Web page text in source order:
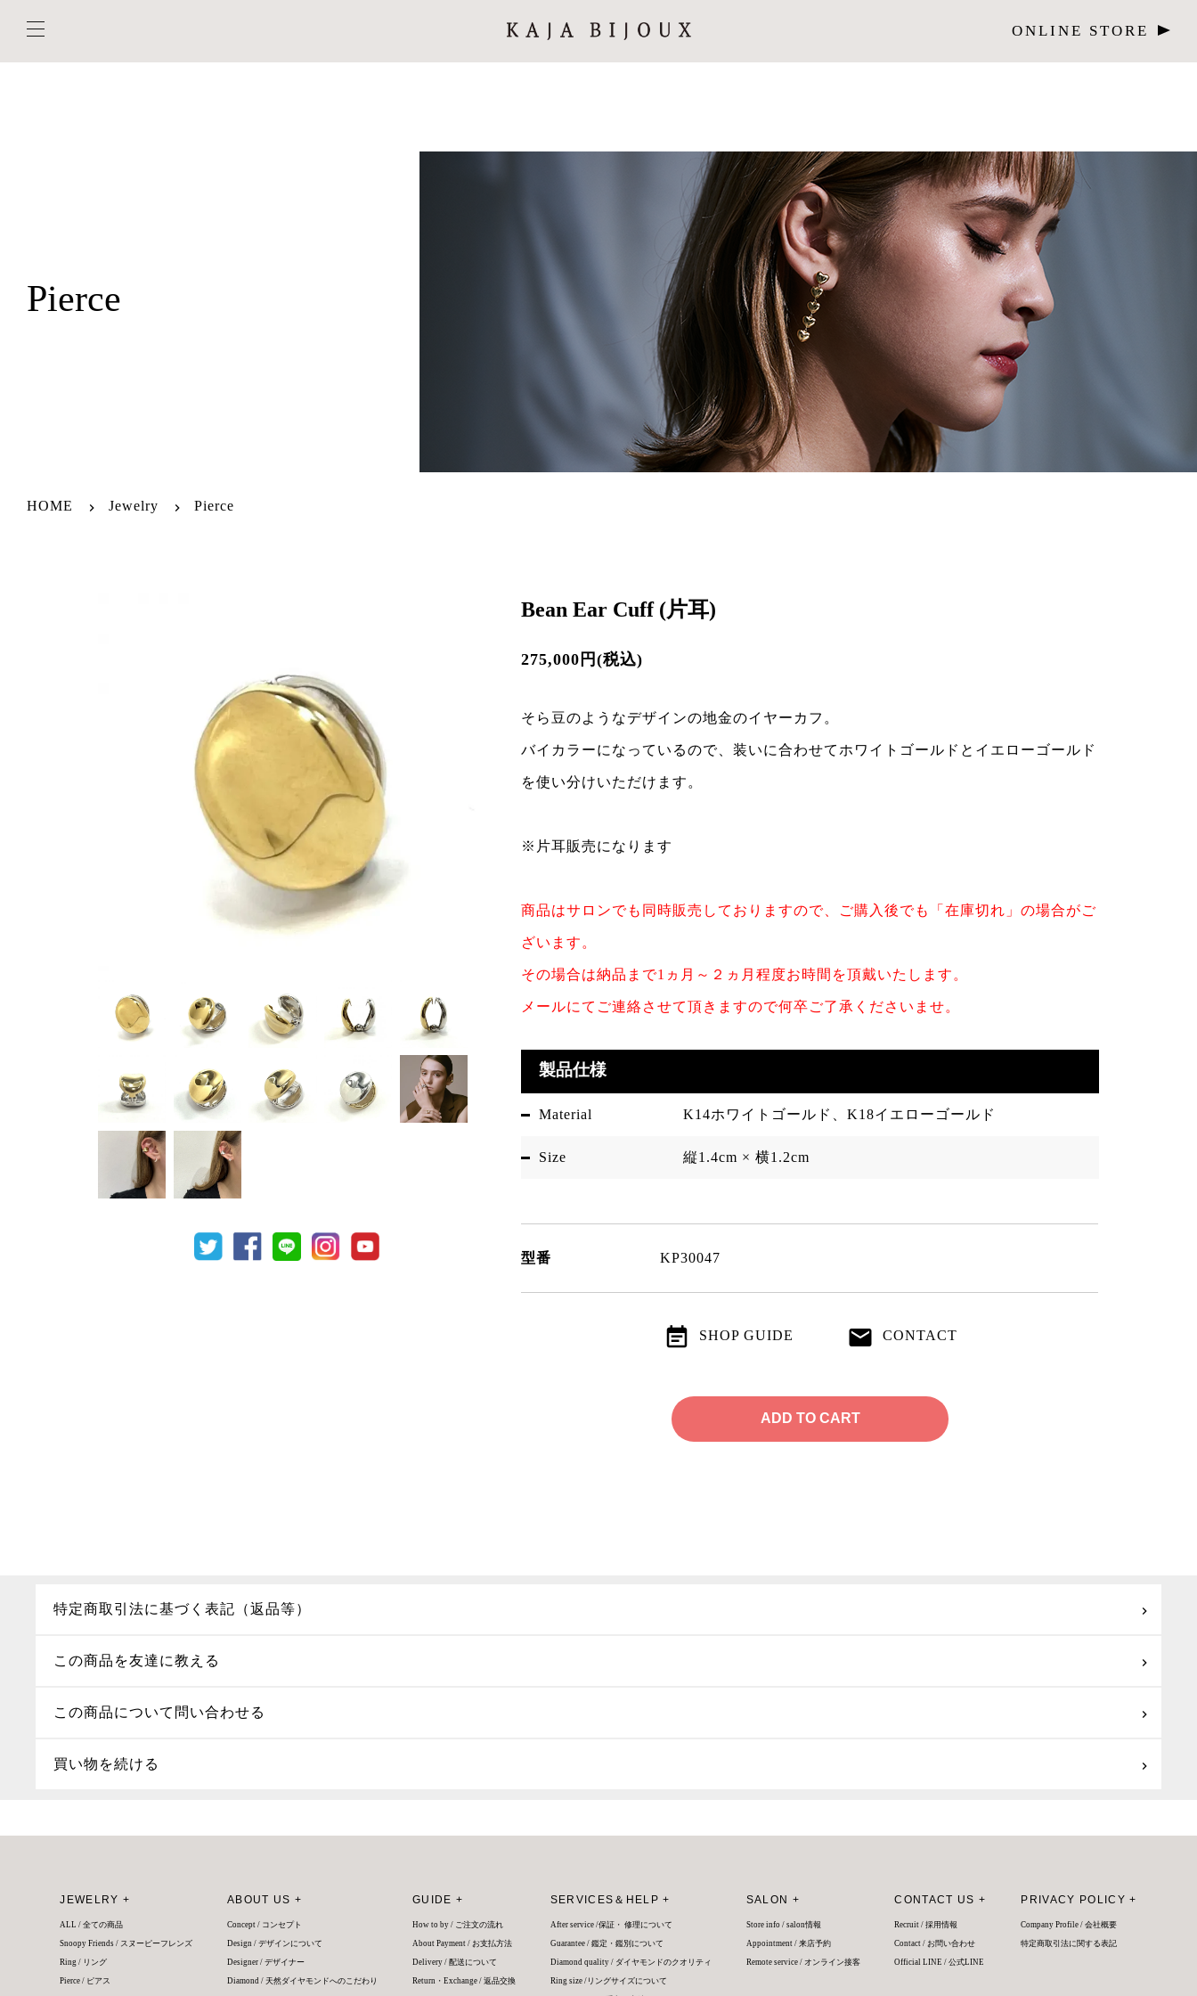
ONLINE STORE
Pierce
HOME Jewelry Pierce
Bean Ear Cuff (片耳)
275,000円(税込)
そら豆のようなデザインの地金のイヤーカフ。
バイカラーになっているので、装いに合わせてホワイトゴールドとイエローゴールド
を使い分けいただけます。
※片耳販売になります
商品はサロンでも同時販売しておりますので、ご購入後でも「在庫切れ」の場合がご
ざいます。
その場合は納品まで1ヵ月～２ヵ月程度お時間を頂戴いたします。
メールにてご連絡させて頂きますので何卒ご了承くださいませ。
製品仕様
Material K14ホワイトゴールド、K18イエローゴールド
Size 縦1.4cm × 横1.2cm
型番 KP30047
SHOP GUIDE CONTACT
特定商取引法に基づく表記（返品等）
この商品を友達に教える
この商品について問い合わせる
買い物を続ける
JEWELRY +
ALL / 全ての商品
Snoopy Friends / スヌーピーフレンズ
Ring / リング
Pierce / ピアス
ABOUT US +
Concept / コンセプト
Design / デザインについて
Designer / デザイナー
Diamond / 天然ダイヤモンドへのこだわり
GUIDE +
How to by / ご注文の流れ
About Payment / お支払方法
Delivery / 配送について
Return・Exchange / 返品交換
SERVICES＆HELP +
After service /保証・ 修理について
Guarantee / 鑑定・鑑別について
Diamond quality / ダイヤモンドのクオリティ
Ring size /リングサイズについて
SALON +
Store info / salon情報
Appointment / 来店予約
Remote service / オンライン接客
CONTACT US +
Recruit / 採用情報
Contact / お問い合わせ
Official LINE / 公式LINE
PRIVACY POLICY +
Company Profile / 会社概要
特定商取引法に関する表記